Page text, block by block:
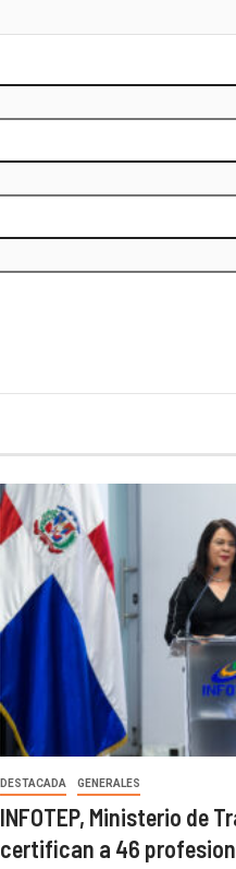
DESTACADA GENERALES
INFOTEP, Ministerio de
certifican a 46